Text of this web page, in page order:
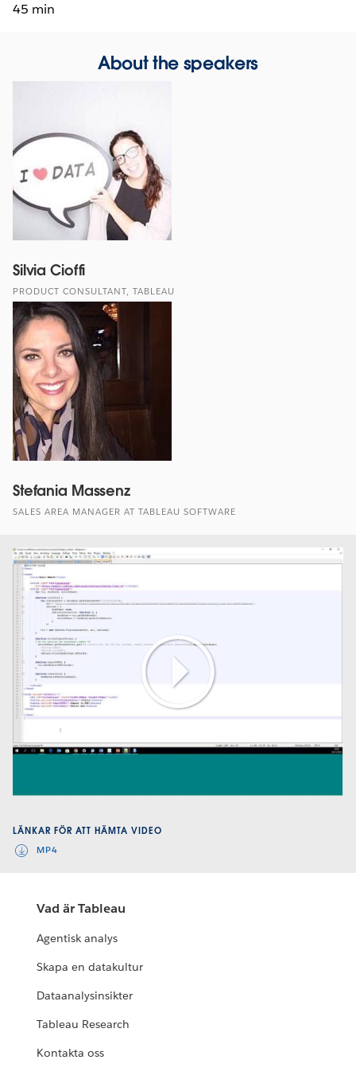
45 min
About the speakers
Silvia Cioffi
PRODUCT CONSULTANT, TABLEAU
Stefania Massenz
SALES AREA MANAGER AT TABLEAU SOFTWARE
Play
Video
LÄNKAR FÖR ATT HÄMTA VIDEO
MP4
Vad är Tableau
Agentisk analys
Skapa en datakultur
Dataanalysinsikter
Tableau Research
Kontakta oss